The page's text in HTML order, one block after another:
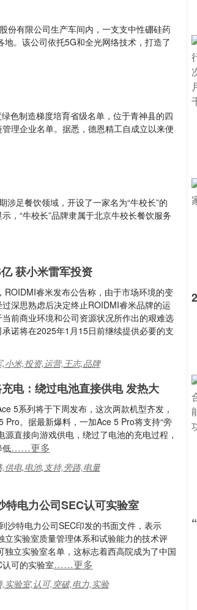
份有限公司生产车间内，一支支中性硼硅药
。该公司依托5G和全光网络技术，打造了
色制造梯度培育省级名单，位于青神县的四
理企业名单。据悉，德恩精工自成立以来便
足餐饮领域，开设了一家名为“牛校长”的
，“牛校长”品牌隶属于北京牛校长餐饮服务
获小米雷军投资
睿米发布公告称，由于市场环境的变
深思熟虑后决定终止ROIDMI睿米品牌的运
前商业环境和公司资源状况所作出的艰难选
诺将在2025年1月15日前继续提供必要的支
,小米,投资,运营,王志,品牌
电：绕过电池直接供电 发热大
5系列将于下周发布，这次两款机型齐发，
Pro。据最新爆料，一加Ace 5 Pro将支持“旁
源直接向游戏供电，绕过了电池的充电过程，
低……更多
,供电,电池,支持,旁路,电量
特电力公司SEC认可实验室
沙特电力公司SEC印发的书面文件，表示
立实验室质量管理体系和试验能力的技术评
独立实验室名单，这标志着西高院成为了中国
可的实验室……更多
,实验室,认可,突破,电力,实验